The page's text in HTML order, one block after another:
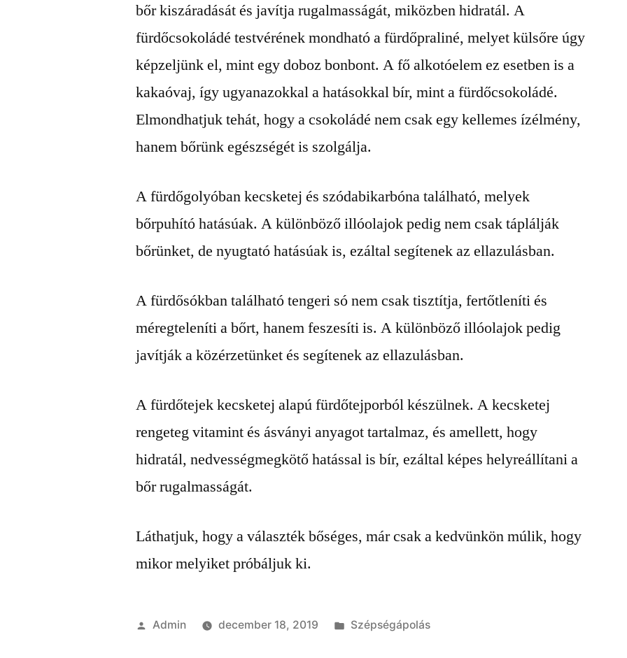
bőr kiszáradását és javítja rugalmasságát, miközben hidratál. A
fürdőcsokoládé testvérének mondható a fürdőpraliné, melyet külsőre úgy
képzeljünk el, mint egy doboz bonbont. A fő alkotóelem ez esetben is a
kakaóvaj, így ugyanazokkal a hatásokkal bír, mint a fürdőcsokoládé.
Elmondhatjuk tehát, hogy a csokoládé nem csak egy kellemes ízélmény,
hanem bőrünk egészségét is szolgálja.
A fürdőgolyóban kecsketej és szódabikarbóna található, melyek
bőrpuhító hatásúak. A különböző illóolajok pedig nem csak táplálják
bőrünket, de nyugtató hatásúak is, ezáltal segítenek az ellazulásban.
A fürdősókban található tengeri só nem csak tisztítja, fertőtleníti és
méregteleníti a bőrt, hanem feszesíti is. A különböző illóolajok pedig
javítják a közérzetünket és segítenek az ellazulásban.
A fürdőtejek kecsketej alapú fürdőtejporból készülnek. A kecsketej
rengeteg vitamint és ásványi anyagot tartalmaz, és amellett, hogy
hidratál, nedvességmegkötő hatással is bír, ezáltal képes helyreállítani a
bőr rugalmasságát.
Láthatjuk, hogy a választék bőséges, már csak a kedvünkön múlik, hogy
mikor melyiket próbáljuk ki.
Szerző:
Admin december 18, 2019 Kategória:
Szépségápolás